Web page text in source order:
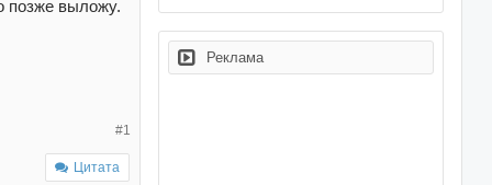
позже выложу.
#1
Цитата
Реклама